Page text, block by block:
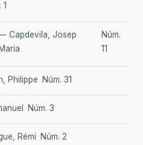
1
Capdevila, Josep
Núm.
11
Philippe Núm. 31
Núm. 3
Rémi Núm. 2